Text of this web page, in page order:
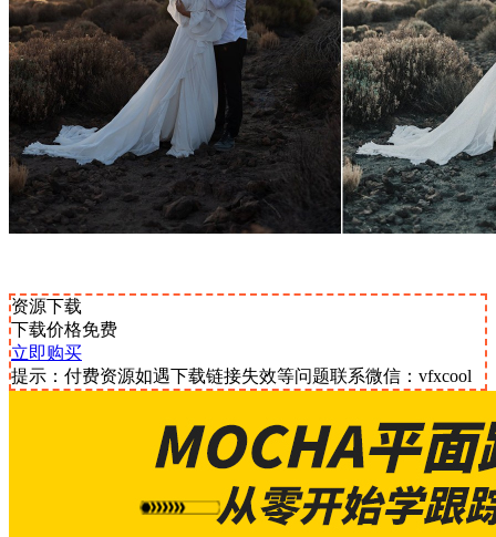
资源下载
下载价格免费
立即购买
提示：付费资源如遇下载链接失效等问题联系微信：vfxcool